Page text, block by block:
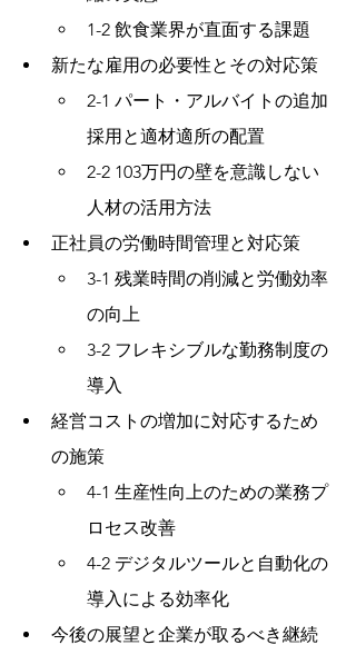
1-2 飲食業界が直面する課題
新たな雇用の必要性とその対応策
2-1 パート・アルバイトの追加
採用と適材適所の配置
2-2 103万円の壁を意識しない
人材の活用方法
正社員の労働時間管理と対応策
3-1 残業時間の削減と労働効率
の向上
3-2 フレキシブルな勤務制度の
導入
経営コストの増加に対応するため
の施策
4-1 生産性向上のための業務プ
ロセス改善
4-2 デジタルツールと自動化の
導入による効率化
今後の展望と企業が取るべき継続